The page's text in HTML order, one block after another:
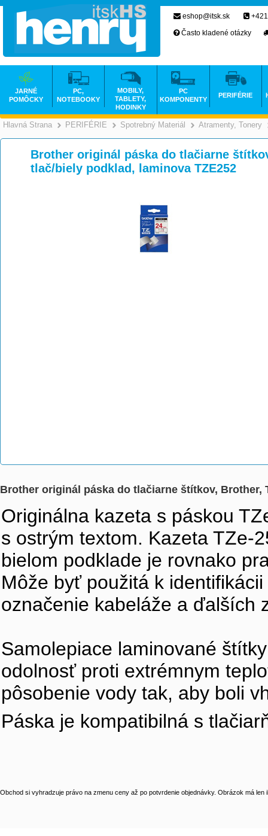
Hlavná Strana >
PERIFÉRIE >
Spotrebný Materiál >
Atramenty, Tonery
Brother originál páska do tlačiarne
tlač/biely podklad, laminova TZE252
Brother originál páska do tlačiarne štítkov, Brother,
Originálna kazeta s páskou
s ostrým textom. Kazeta TZe-
bielom podklade je rovnako
Môže byť použitá k
označenie kabeláže a ďalších
Samolepiace laminované
odolnosť proti extrémnym
pôsobenie vody tak, aby boli
Páska je kompatibilná s
Obchod si vyhradzuje právo na zmenu ceny až po potvrdenie objednávky. Obrázok má len
eshop@itsk.sk
Často kladené otázky
JARNÉ
POMÔCKY
PC,
NOTEBOOKY
MOBILY,
TABLETY,
HODINKY
PC
KOMPONENTY
PERIFÉRIE